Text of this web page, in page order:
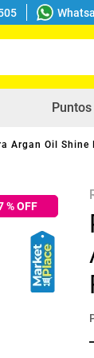
Argan Oil Shine
% OFF